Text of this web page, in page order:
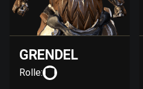
GRENDEL
Rolle: